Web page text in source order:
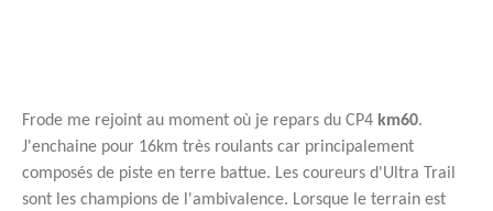
Frode me rejoint au moment où je repars du CP4 km60.
J'enchaine pour 16km très roulants car principalement
composés de piste en terre battue. Les coureurs d'Ultra Trail
sont les champions de l'ambivalence. Lorsque le terrain est